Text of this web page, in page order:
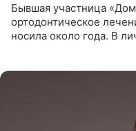
Бывшая участница
ортодонтическое
носила около года. В